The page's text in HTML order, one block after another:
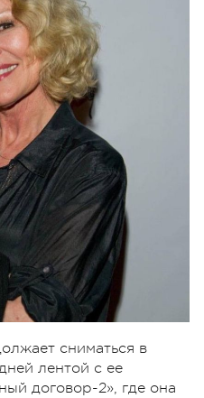
сниматься в
лентой с ее
договор-2», где она